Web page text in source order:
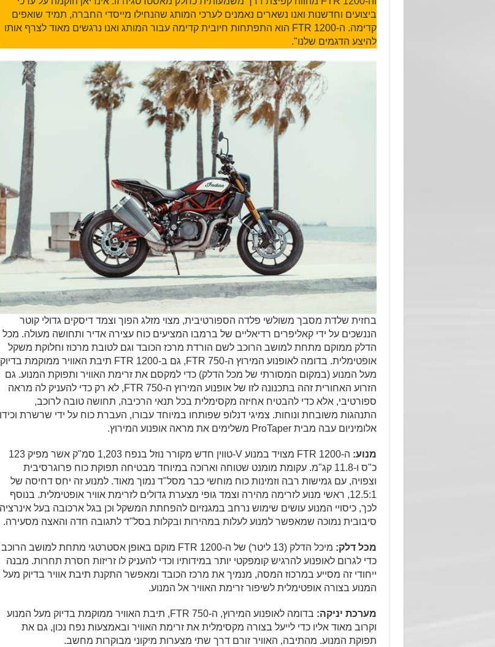
ביצועים וחדשנות ואנו נשארים נאמנים לערכי המותג שהנחילו מייסדי החברה, תמיד שואפים
קדימה. ה-FTR 1200 הוא התפתחות חיובית קדימה עבור המותג ואנו נרגשים מאוד לצרף אותו
להיצע הדגמים שלנו".
בחזית שלדת מסבך משולשי פלדה הספורטיבית, מצוי מזלג הפוך וצמד דיסקים גדולי קוטר
הננשכים על ידי קאליפרים רדיאליים של ברמבו המציעים כוח עצירה אדיר ותחושה מעולה. מכל
הדלק ממוקם מתחת למושב הרוכב לשם הורדת מרכז הכובד וגם לטובת מרכוז וחלוקת משקל
אופטימלית. בדומה לאופנוע המירוץ ה-FTR 750, גם ב-FTR 1200 תיבת האוויר ממוקמת בדיוק
מעל המנוע (במקום המסורתי של מכל הדלק) כדי למקסם את זרימת האוויר ותפוקת המנוע. גם
הזרוע האחורית זהה בתכנונה לזו של אופנוע המירוץ ה-FTR 750, לא רק כדי להעניק לה מראה
ספורטיבי, אלא כדי להבטיח אחיזה מקסימלית בכל תנאי הרכיבה, תחושה טובה לרוכב,
התנהגות משובחת ונוחות. צמיגי דנלופ שפותחו במיוחד עבורו, העברת כוח על ידי שרשרת
אלומיניום עבה מבית ProTaper משלימים את מראה אופנוע המירוץ.
מנוע:
ה-FTR 1200 מצויד במנוע V-טווין חדש מקורר נוזל בנפח 1,203 סמ"ק אשר מפיק 123
כ"ס ו-11.8 קג"מ. עקומת מומנט שטוחה וארוכה במיוחד מבטיחה תפוקת כוח פרוגרסיבית
וצפויה, עם גמישות רבה וזמינות כוח מוחשי כבר מסל"ד נמוך מאוד. למנוע זה יחס דחיסה של
12.5:1, ראשי מנוע לזרימה מהירה וצמד גופי מצערת גדולים לזרימת אוויר אופטימלית. בנוסף
לכך, כיסויי המנוע עושים שימוש נרחב במגנזיום להפחתת המשקל וכן בגל ארכובה בעל אינרציה
סיבובית נמוכה שמאפשר למנוע לעלות במהירות ובקלות בסל"ד לתגובה חדה והאצה מסעירה.
מכל דלק:
מיכל הדלק (13 ליטר) של ה-FTR 1200 מוקם באופן אסטרטגי מתחת למושב הרוכב
כדי לגרום לאופנוע להרגיש קומפקטי יותר במידותיו וכדי להעניק לו זריזות חסרת תחרות. מבנה
ייחודי זה מסייע במרכוז המסה, מנמיך את מרכז הכובד ומאפשר התקנת תיבת אוויר בדיוק מעל
המנוע בצורה אופטימלית לשיפור זרימת האוויר אל המנוע.
מערכת יניקה:
בדומה לאופנוע המירוץ, ה-FTR 750, תיבת האוויר ממוקמת בדיוק מעל המנוע
וקרוב מאוד אליו כדי לייעל בצורה מקסימלית את זרימת האוויר ובאמצעות נפח נכון, גם את
תפוקת המנוע. מהתיבה, האוויר זורם דרך שתי מצערות מיקוני מבוקרות מחשב.